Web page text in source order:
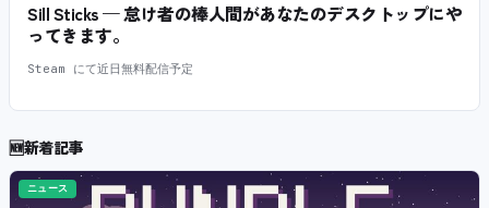
Sill Sticks — 怠け者の棒人間があなたのデスクトップにや
ってきます。
Steam にて近日無料配信予定
🆕新着記事
ニュース